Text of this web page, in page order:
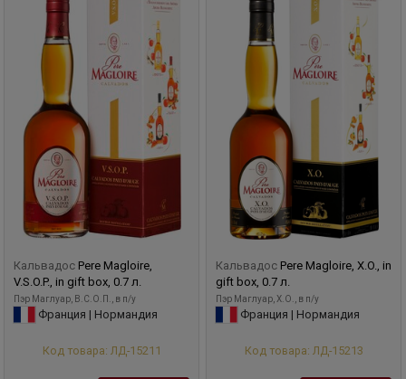
Кальвадос Pere Magloire,
V.S.O.P., in gift box, 0.7 л.
Пэр Маглуар, В.С.О.П., в п/у
Франция | Нормандия
Код товара: ЛД-15211
Кальвадос Pere Magloire, X.O., in
gift box, 0.7 л.
Пэр Маглуар, X.O., в п/у
Франция | Нормандия
Код товара: ЛД-15213